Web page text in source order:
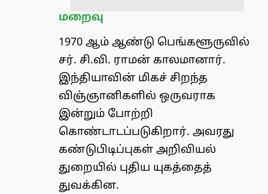
மறைவு
1970 ஆம் ஆண்டு பெங்களூருவில்
சர். சி.வி. ராமன் காலமானார்.
இந்தியாவின் மிகச் சிறந்த
விஞ்ஞானிகளில் ஒருவராக
இன்றும் போற்றி
கொண்டாடப்படுகிறார். அவரது
கண்டுபிடிப்புகள் அறிவியல்
துறையில் புதிய யுகத்தைத்
துவக்கின.